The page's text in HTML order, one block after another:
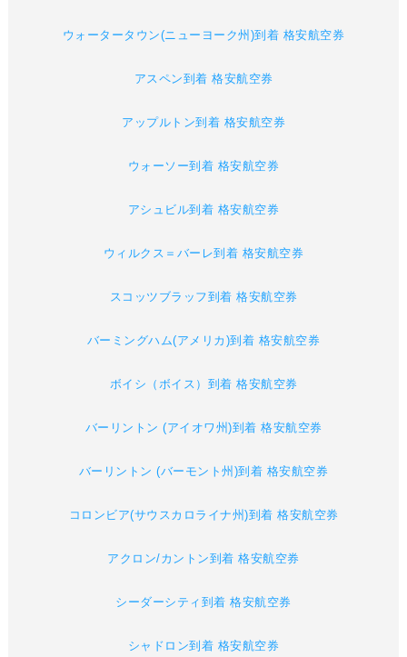
ウォータータウン(ニューヨーク州)到着 格安航空券
アスペン到着 格安航空券
アップルトン到着 格安航空券
ウォーソー到着 格安航空券
アシュビル到着 格安航空券
ウィルクス＝バーレ到着 格安航空券
スコッツブラッフ到着 格安航空券
バーミングハム(アメリカ)到着 格安航空券
ボイシ（ボイス）到着 格安航空券
バーリントン (アイオワ州)到着 格安航空券
バーリントン (バーモント州)到着 格安航空券
コロンビア(サウスカロライナ州)到着 格安航空券
アクロン/カントン到着 格安航空券
シーダーシティ到着 格安航空券
シャドロン到着 格安航空券